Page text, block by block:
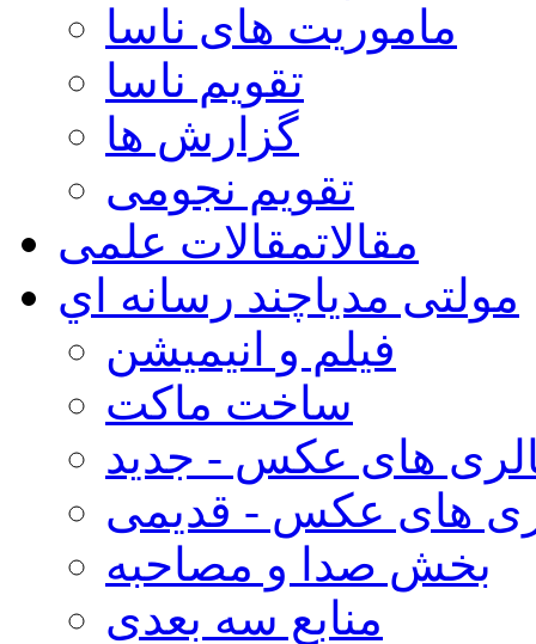
ماموریت های ناسا
تقویم ناسا
گزارش ها
تقویم نجومی
مقالاتمقالات علمی
مولتی مدیاچند رسانه اي
فیلم و انیمیشن
ساخت ماکت
های عکس - جدید
های عکس - قدیمی
بخش صدا و مصاحبه
منابع سه بعدی